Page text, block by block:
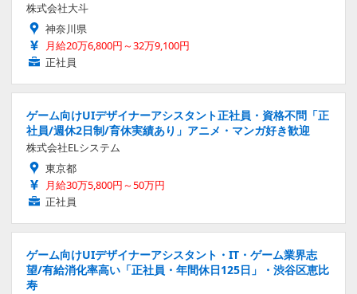
株式会社大斗
神奈川県
月給20万6,800円～32万9,100円
正社員
ゲーム向けUIデザイナーアシスタント正社員・資格不問「正
社員/週休2日制/育休実績あり」アニメ・マンガ好き歓迎
株式会社ELシステム
東京都
月給30万5,800円～50万円
正社員
ゲーム向けUIデザイナーアシスタント・IT・ゲーム業界志
望/有給消化率高い「正社員・年間休日125日」・渋谷区恵比
寿